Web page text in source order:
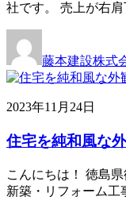
社です。 売上が右
藤本建設株式
2023年11月24日
住宅を純和風な
こんにちは！ 徳島
新築・リフォーム工